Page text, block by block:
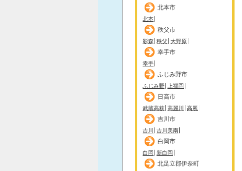
北本市
北本
秩父市
影森 秩父 大野原
幸手市
幸手
ふじみ野市
ふじみ野 上福岡
日高市
武蔵高萩 高麗川 高麗
吉川市
吉川 吉川美南
白岡市
白岡 新白岡
北足立郡伊奈町